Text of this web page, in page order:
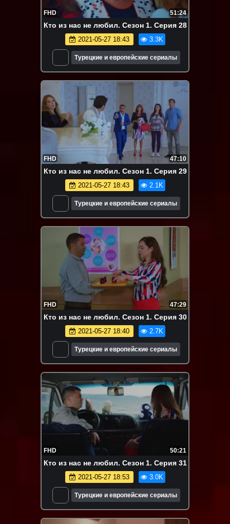
FHD 51:24
Кто из нас не любил. Сезон 1. Серия 28
2021-05-27 18:43 3.3K
Турецкие и европейские сериалы
FHD 47:10
Кто из нас не любил. Сезон 1. Серия 29
2021-05-27 18:43 2.1K
Турецкие и европейские сериалы
FHD 47:29
Кто из нас не любил. Сезон 1. Серия 30
2021-05-27 18:40 2.7K
Турецкие и европейские сериалы
FHD 50:21
Кто из нас не любил. Сезон 1. Серия 31
2021-05-27 18:53 3.0K
Турецкие и европейские сериалы